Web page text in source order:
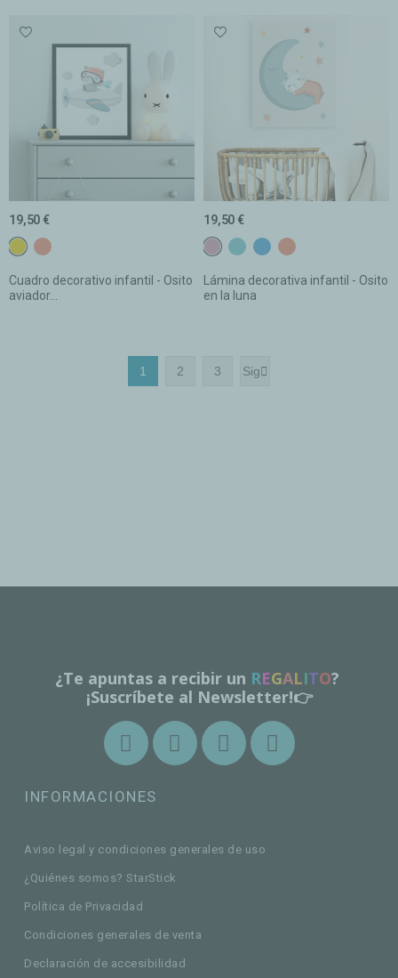
Cuadro decorativo infantil - Osito
aviador...
19,50 €
c22 Amarillo
c24 Mandarina
Lámina decorativa infantil - Osito
en la luna
19,50 €
c6 Rosa gris
c16 Turquesa
c17 Azul fuerte
c24 Mandarina
1 2 3 Sig
¿Te apuntas a recibir un REGALITO?
¡Suscríbete al Newsletter!👉
INFORMACIONES
Aviso legal y condiciones generales de uso
¿Quiénes somos? StarStick
Política de Privacidad
Condiciones generales de venta
Declaración de accesibilidad